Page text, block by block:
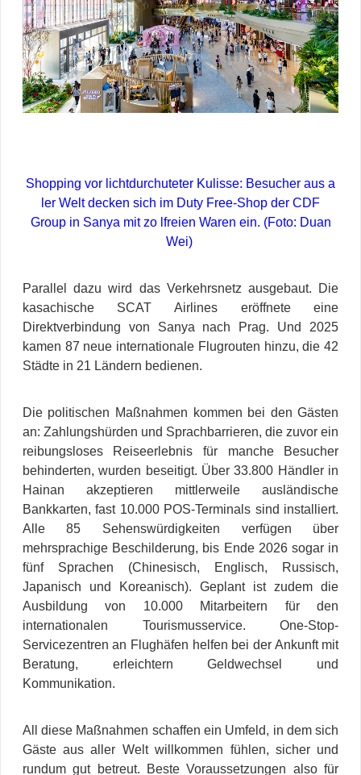
Shopping vor lichtdurchuteter Kulisse: Besucher aus a
ler Welt decken sich im Duty Free-Shop der CDF
Group in Sanya mit zo lfreien Waren ein. (Foto: Duan
Wei)
Parallel dazu wird das Verkehrsnetz ausgebaut. Die
kasachische SCAT Airlines eröffnete eine
Direktverbindung von Sanya nach Prag. Und 2025
kamen 87 neue internationale Flugrouten hinzu, die 42
Städte in 21 Ländern bedienen.
Die politischen Maßnahmen kommen bei den Gästen
an: Zahlungshürden und Sprachbarrieren, die zuvor ein
reibungsloses Reiseerlebnis für manche Besucher
behinderten, wurden beseitigt. Über 33.800 Händler in
Hainan akzeptieren mittlerweile ausländische
Bankkarten, fast 10.000 POS-Terminals sind installiert.
Alle 85 Sehenswürdigkeiten verfügen über
mehrsprachige Beschilderung, bis Ende 2026 sogar in
fünf Sprachen (Chinesisch, Englisch, Russisch,
Japanisch und Koreanisch). Geplant ist zudem die
Ausbildung von 10.000 Mitarbeitern für den
internationalen Tourismusservice.One-Stop-
Servicezentren an Flughäfen helfen bei der Ankunft mit
Beratung, erleichtern Geldwechsel und
Kommunikation.
All diese Maßnahmen schaffen ein Umfeld, in dem sich
Gäste aus aller Welt willkommen fühlen, sicher und
rundum gut betreut. Beste Voraussetzungen also für